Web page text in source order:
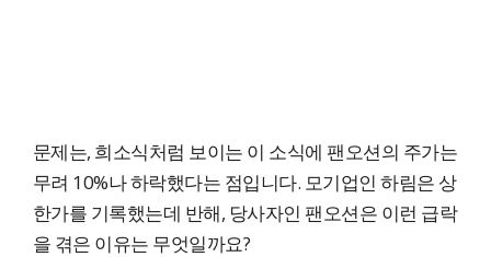
문제는, 희소식처럼 보이는 이 소식에 팬오션의 주가는
무려 10%나 하락했다는 점입니다. 모기업인 하림은 상
한가를 기록했는데 반해, 당사자인 팬오션은 이런 급락
을 겪은 이유는 무엇일까요?